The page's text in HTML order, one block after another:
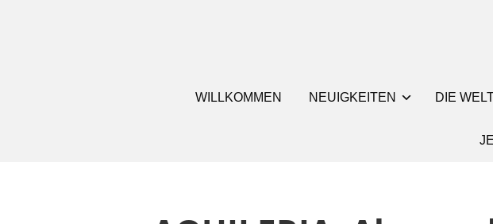
WILLKOMMEN NEUIGKEITEN DIE